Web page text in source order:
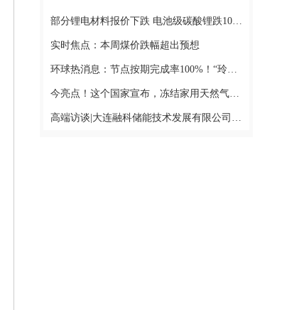
部分锂电材料报价下跌 电池级碳酸锂跌1000元/吨
实时焦点：本周煤价跌幅超出预想
环球热消息：节点按期完成率100%！“玲龙一号”全球首堆常规岛0米板浇筑提前实现
今亮点！这个国家宣布，冻结家用天然气价格！
高端访谈|大连融科储能技术发展有限公司第24届高交会媒体专访|当前速递